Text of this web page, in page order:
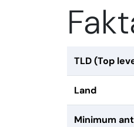
TLD (Top
Land
Minimum